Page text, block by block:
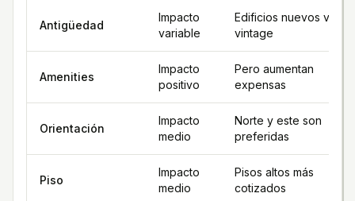
Antigüedad
Impacto
variable
Edificios nuevos vs.
vintage
Amenities
Impacto
positivo
Pero aumentan
expensas
Orientación
Impacto
medio
Norte y este son
preferidas
Piso
Impacto
medio
Pisos altos más
cotizados